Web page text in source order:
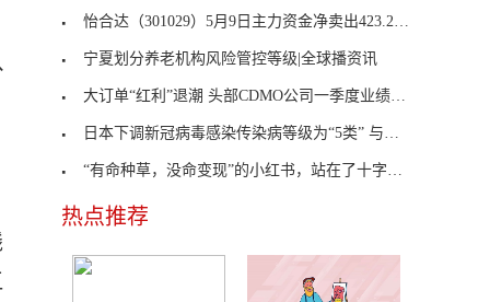
怡合达（301029）5月9日主力资金净卖出423.29万元
宁夏划分养老机构风险管控等级|全球播资讯
大订单“红利”退潮 头部CDMO公司一季度业绩增速受
日本下调新冠病毒感染传染病等级为“5类” 与流感
“有命种草，没命变现”的小红书，站在了十字路口
热点推荐